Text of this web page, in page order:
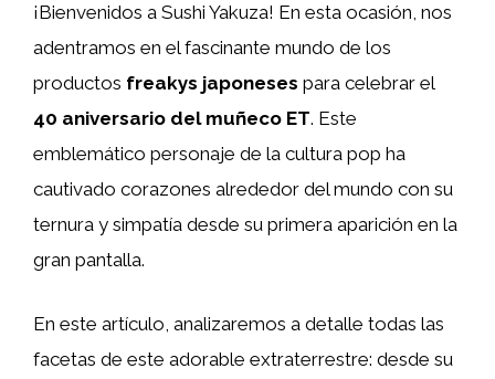
¡Bienvenidos a Sushi Yakuza! En esta ocasión, nos
adentramos en el fascinante mundo de los
productos freakys japoneses para celebrar el
40 aniversario del muñeco ET. Este
emblemático personaje de la cultura pop ha
cautivado corazones alrededor del mundo con su
ternura y simpatía desde su primera aparición en la
gran pantalla.
En este artículo, analizaremos a detalle todas las
facetas de este adorable extraterrestre: desde su